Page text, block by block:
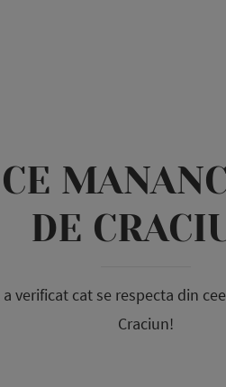
DE
verificat cat se respecta din
Craciun!